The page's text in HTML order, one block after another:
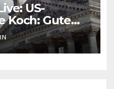
US-
Koch: Gute
nicht